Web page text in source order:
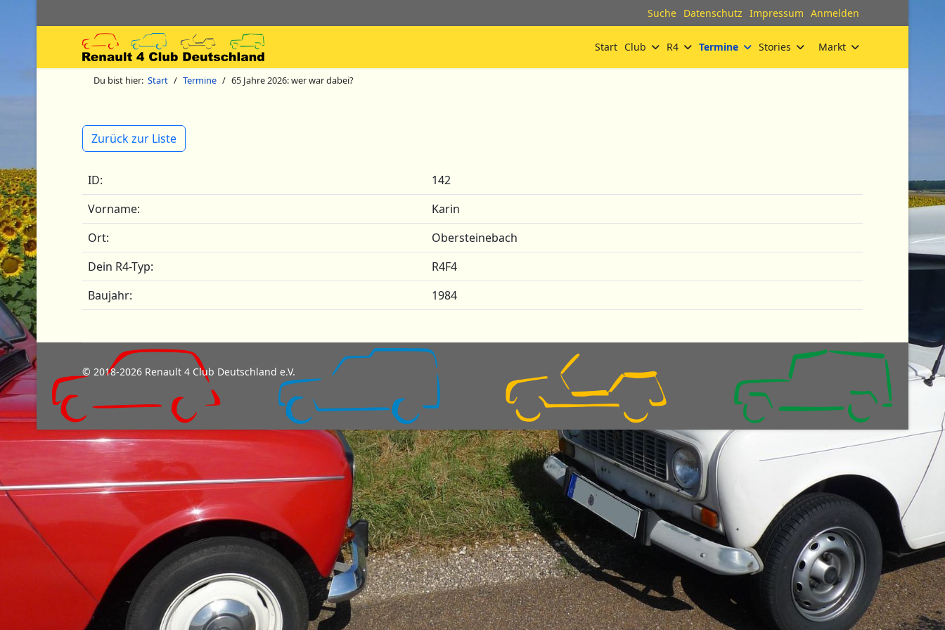
Suche Datenschutz Impressum Anmelden
Start Club R4 Termine Stories Markt
Du bist hier: Start Termine 65 Jahre 2026: wer war dabei?
Zurück zur Liste
ID:
142
Vorname:
Karin
Ort:
Obersteinebach
Dein R4-Typ:
R4F4
Baujahr:
1984
© 2018-2026 Renault 4 Club Deutschland e.V.